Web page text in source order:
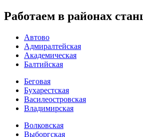
Работаем в районах
Автово
Адмиралтейская
Академическая
Балтийская
Беговая
Бухарестская
Василеостровская
Владимирская
Волковская
Выборгская